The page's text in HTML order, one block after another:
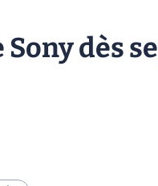
Sony dès